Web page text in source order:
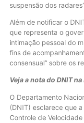
suspensão dos
Além de notificar o
que representa o
intimação pessoal do
fins de
consensual” sobre os
Veja a nota do DNIT
O Departamento
(DNIT) esclarece que
Controle de